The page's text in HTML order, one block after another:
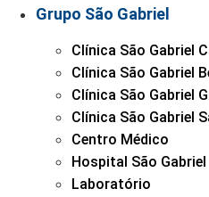
Grupo São Gabriel
Clínica São Gabriel
Clínica São Gabriel
Clínica São Gabriel
Clínica São Gabriel
Centro Médico
Hospital São Gabriel
Laboratório